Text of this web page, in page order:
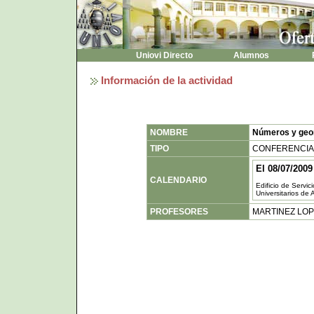
Uniovi Directo Alumnos
Información de la actividad
NOMBRE
Números y
TIPO
CONFERENCIA
CALENDARIO
El 08/07/2009
Edificio de
Universitarios de
PROFESORES MARTINEZ